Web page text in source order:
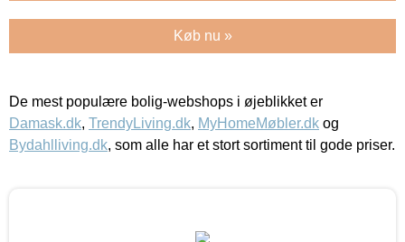
Køb nu »
De mest populære bolig-webshops i øjeblikket er
Damask.dk, TrendyLiving.dk, MyHomeMøbler.dk og
Bydahlliving.dk, som alle har et stort sortiment til gode priser.